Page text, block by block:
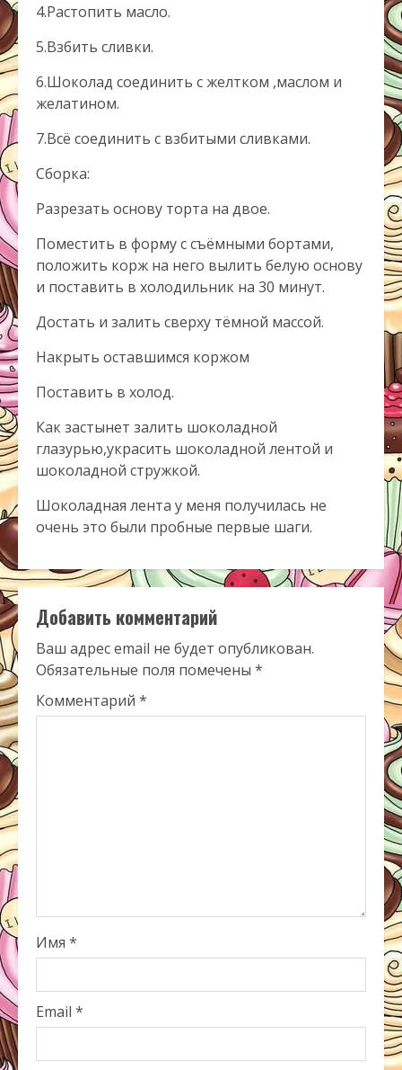
4.Растопить масло.
5.Взбить сливки.
6.Шоколад соединить с желтком ,маслом и
желатином.
7.Всё соединить с взбитыми сливками.
Сборка:
Разрезать основу торта на двое.
Поместить в форму с съёмными бортами,
положить корж на него вылить белую основу
и поставить в холодильник на 30 минут.
Достать и залить сверху тёмной массой.
Накрыть оставшимся коржом
Поставить в холод.
Как застынет залить шоколадной
глазурью,украсить шоколадной лентой и
шоколадной стружкой.
Шоколадная лента у меня получилась не
очень это были пробные первые шаги.
Добавить комментарий
Ваш адрес email не будет опубликован.
Обязательные поля помечены *
Комментарий *
Имя *
Email *